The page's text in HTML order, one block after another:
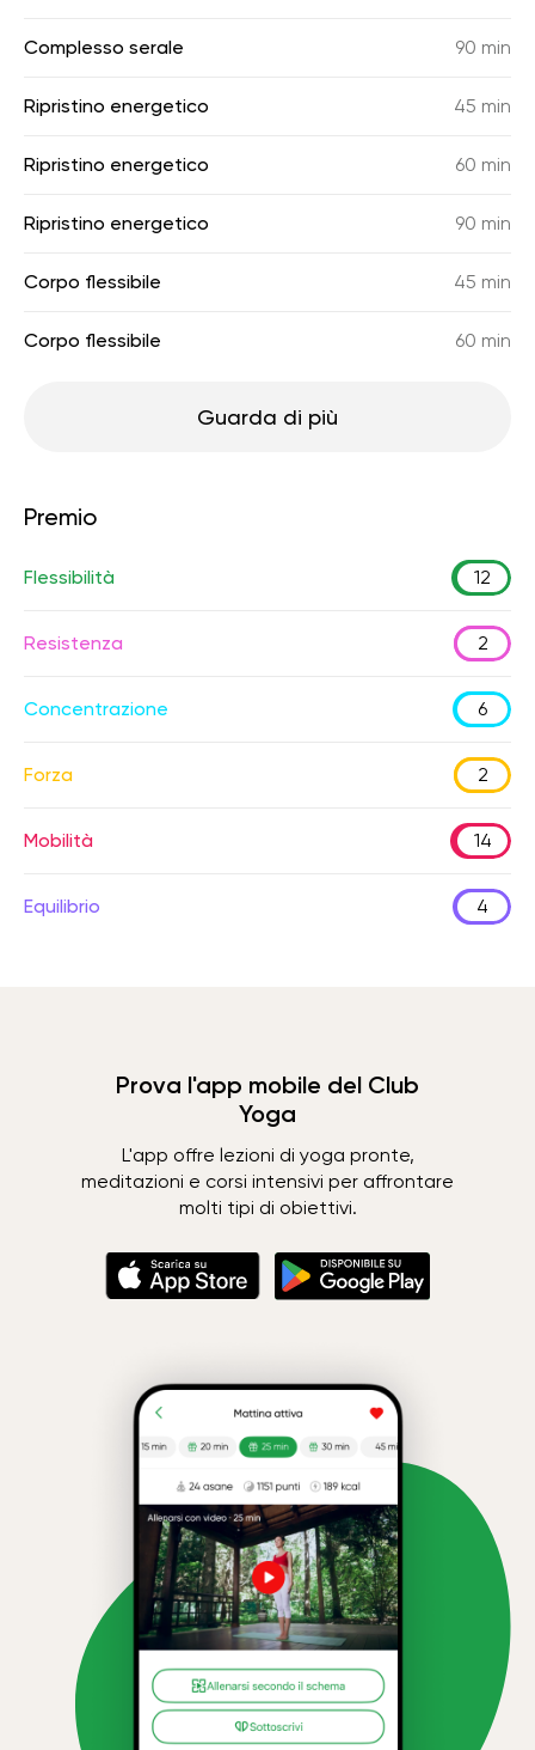
Complesso serale 90 min
Ripristino energetico 45 min
Ripristino energetico 60 min
Ripristino energetico 90 min
Corpo flessibile 45 min
Corpo flessibile 60 min
Guarda di più
Premio
Flessibilità 12
Resistenza 2
Concentrazione 6
Forza 2
Mobilità 14
Equilibrio 4
Prova l'app mobile del Club
Yoga
L'app offre lezioni di yoga pronte,
meditazioni e corsi intensivi per affrontare
molti tipi di obiettivi.